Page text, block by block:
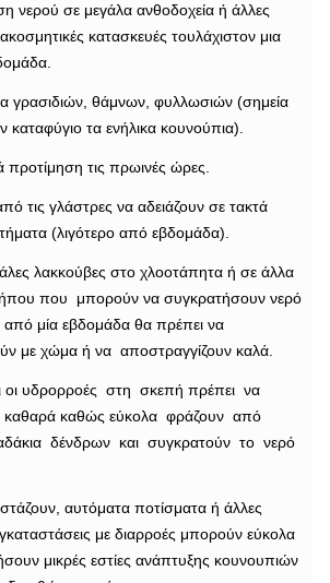
νερού σε μεγάλα ανθοδοχεία ή άλλες
κατασκευές τουλάχιστον μια
γρασιδιών, θάμνων, φυλλωσιών (σημεία
καταφύγιο τα ενήλικα κουνούπια).
προτίμηση τις πρωινές ώρες.
τις γλάστρες να αδειάζουν σε τακτά
(λιγότερο από εβδομάδα).
λακκούβες στο χλοοτάπητα ή σε άλλα
που μπορούν να συγκρατήσουν νερό
από μία εβδομάδα θα πρέπει να
με χώμα ή να αποστραγγίζουν καλά.
οι υδρορροές στη σκεπή πρέπει να
καθαρά καθώς εύκολα φράζουν από
δένδρων και συγκρατούν το νερό
αυτόματα ποτίσματα ή άλλες
με διαρροές μπορούν εύκολα
μικρές εστίες ανάπτυξης κουνουπιών